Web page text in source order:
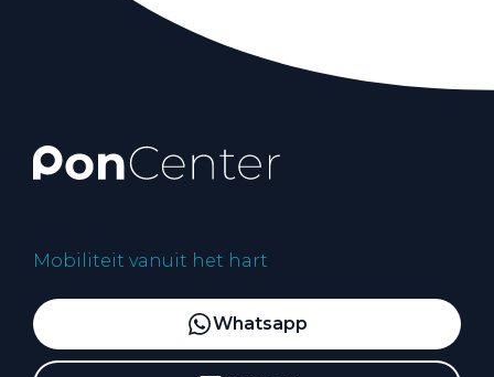
Mobiliteit vanuit het hart
Whatsapp